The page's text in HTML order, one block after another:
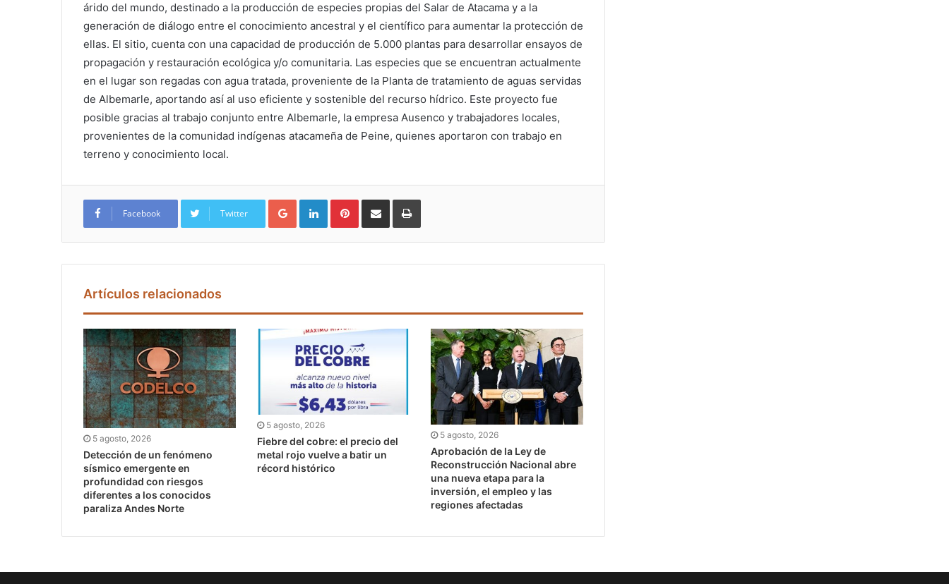
árido del mundo, destinado a la producción de especies propias del Salar de Atacama y a la
generación de diálogo entre el conocimiento ancestral y el científico para aumentar la protección de
ellas. El sitio, cuenta con una capacidad de producción de 5.000 plantas para desarrollar ensayos de
propagación y restauración ecológica y/o comunitaria. Las especies que se encuentran actualmente
en el lugar son regadas con agua tratada, proveniente de la Planta de tratamiento de aguas servidas
de Albemarle, aportando así al uso eficiente y sostenible del recurso hídrico. Este proyecto fue
posible gracias al trabajo conjunto entre Albemarle, la empresa Ausenco y trabajadores locales,
provenientes de la comunidad indígenas atacameña de Peine, quienes aportaron con trabajo en
terreno y conocimiento local.
Facebook Twitter
Google+ LinkedIn Pinterest
Artículos relacionados
5 agosto, 2026
Detección de un fenómeno
sísmico emergente en
profundidad con riesgos
diferentes a los conocidos
paraliza Andes Norte
5 agosto, 2026
Fiebre del cobre: el precio del
metal rojo vuelve a batir un
récord histórico
5 agosto, 2026
Aprobación de la Ley de
Reconstrucción Nacional abre
una nueva etapa para la
inversión, el empleo y las
regiones afectadas